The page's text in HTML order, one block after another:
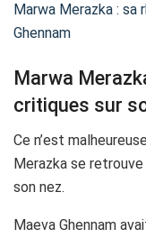
Marwa Merazka :
Ghennam
Marwa
critiques sur
Ce n’est
Merazka se
son nez.
Maeva Ghennam